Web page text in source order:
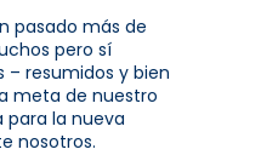
pasado más de
pero sí
resumidos y bien
meta de nuestro
la nueva
nosotros.